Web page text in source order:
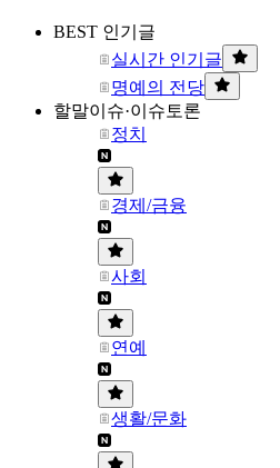
BEST 인기글
실시간 인기글
명예의 전당
할말이슈·이슈토론
정치
경제/금융
사회
연예
생활/문화